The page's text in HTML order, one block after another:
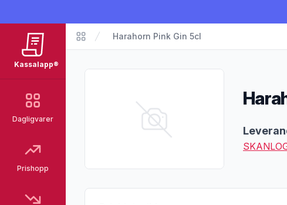
Kassalapp®
Dagligvarer
Prishopp
Matvarer
Harahorn Pink Gin 5cl